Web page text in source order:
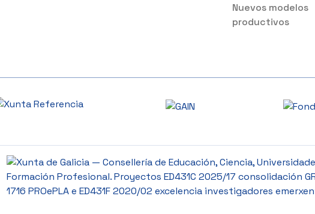
Nuevos modelos
productivos